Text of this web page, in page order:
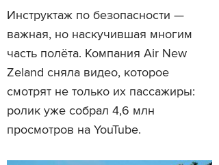
Инструктаж по безопасности —
важная, но наскучившая многим
часть полёта. Компания Air New
Zeland сняла видео, которое
смотрят не только их пассажиры:
ролик уже собрал 4,6 млн
просмотров на YouTube.